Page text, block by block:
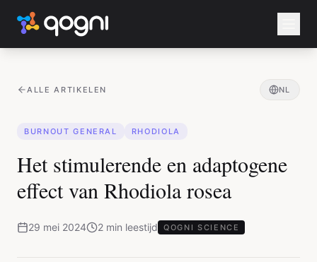
ALLE ARTIKELEN NL
BURNOUT GENERAL RHODIOLA
Het stimulerende en adaptogene
effect van Rhodiola rosea
29 mei 2024 2 min leestijd QOGNI SCIENCE